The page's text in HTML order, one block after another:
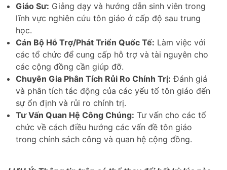
Giáo Sư: Giảng dạy và hướng dẫn sinh viên trong
lĩnh vực nghiên cứu tôn giáo ở cấp độ sau trung
học.
Cán Bộ Hỗ Trợ/Phát Triển Quốc Tế: Làm việc với
các tổ chức để cung cấp hỗ trợ và tài nguyên cho
các cộng đồng cần giúp đỡ.
Chuyên Gia Phân Tích Rủi Ro Chính Trị: Đánh giá
và phân tích tác động của các yếu tố tôn giáo đến
sự ổn định và rủi ro chính trị.
Tư Vấn Quan Hệ Công Chúng: Tư vấn cho các tổ
chức về cách điều hướng các vấn đề tôn giáo
trong chính sách công và quan hệ cộng đồng.